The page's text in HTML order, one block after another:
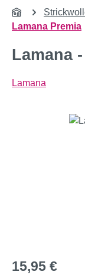
Lamana Premia
Lamana
Lamana
Bildergalerie
Regulärer Preis:
15,95 €